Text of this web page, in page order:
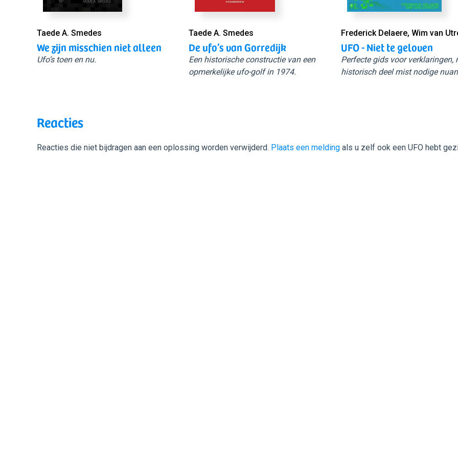
Taede A. Smedes
We zijn misschien niet alleen
Ufo’s toen en nu.
Taede A. Smedes
De ufo’s van Gorredijk
Een historische constructie van een
opmerkelijke ufo-golf in 1974.
Frederick Delaere, Wim van
UFO - Niet te geloven
Perfecte gids voor verklaringen,
historisch deel mist nodige
Reacties
Reacties die niet bijdragen aan een oplossing worden verwijderd. Plaats een melding als u zelf ook een UFO hebt